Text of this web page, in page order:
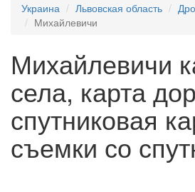
Украина Львовская область
Михайлевичи
Михайлевичи
села, карта
спутниковая
съемки со